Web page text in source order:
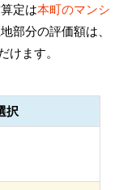
定は本町のマンシ
部分の評価額は、
けます。
択